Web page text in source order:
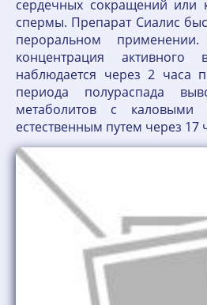
сердечных сокращений или
спермы. Препарат Сиалис
пероральном
концентрация
наблюдается через 2 часа
периода полураспада
метаболитов с
естественным путем через 17